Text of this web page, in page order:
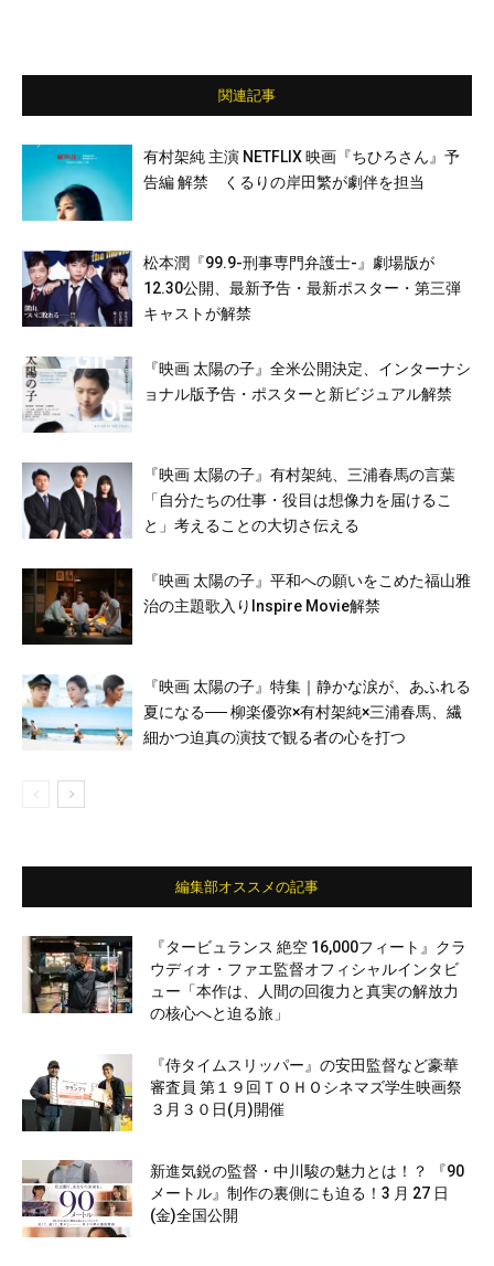
関連記事
有村架純 主演 NETFLIX 映画『ちひろさん』予
告編 解禁 くるりの岸田繁が劇伴を担当
松本潤『99.9-刑事専門弁護士-』劇場版が
12.30公開、最新予告・最新ポスター・第三弾
キャストが解禁
『映画 太陽の子』全米公開決定、インターナシ
ョナル版予告・ポスターと新ビジュアル解禁
『映画 太陽の子』有村架純、三浦春馬の言葉
「自分たちの仕事・役目は想像力を届けるこ
と」考えることの大切さ伝える
『映画 太陽の子』平和への願いをこめた福山雅
治の主題歌入りInspire Movie解禁
『映画 太陽の子』特集｜静かな涙が、あふれる
夏になる── 柳楽優弥×有村架純×三浦春馬、繊
細かつ迫真の演技で観る者の心を打つ
編集部オススメの記事
『タービュランス 絶空 16,000フィート』クラ
ウディオ・ファエ監督オフィシャルインタビ
ュー「本作は、人間の回復力と真実の解放力
の核心へと迫る旅」
『侍タイムスリッパー』の安田監督など豪華
審査員 第１９回ＴＯＨＯシネマズ学生映画祭
３月３０日(月)開催
新進気鋭の監督・中川駿の魅力とは！？ 『90
メートル』制作の裏側にも迫る！3 月 27 日
(金)全国公開